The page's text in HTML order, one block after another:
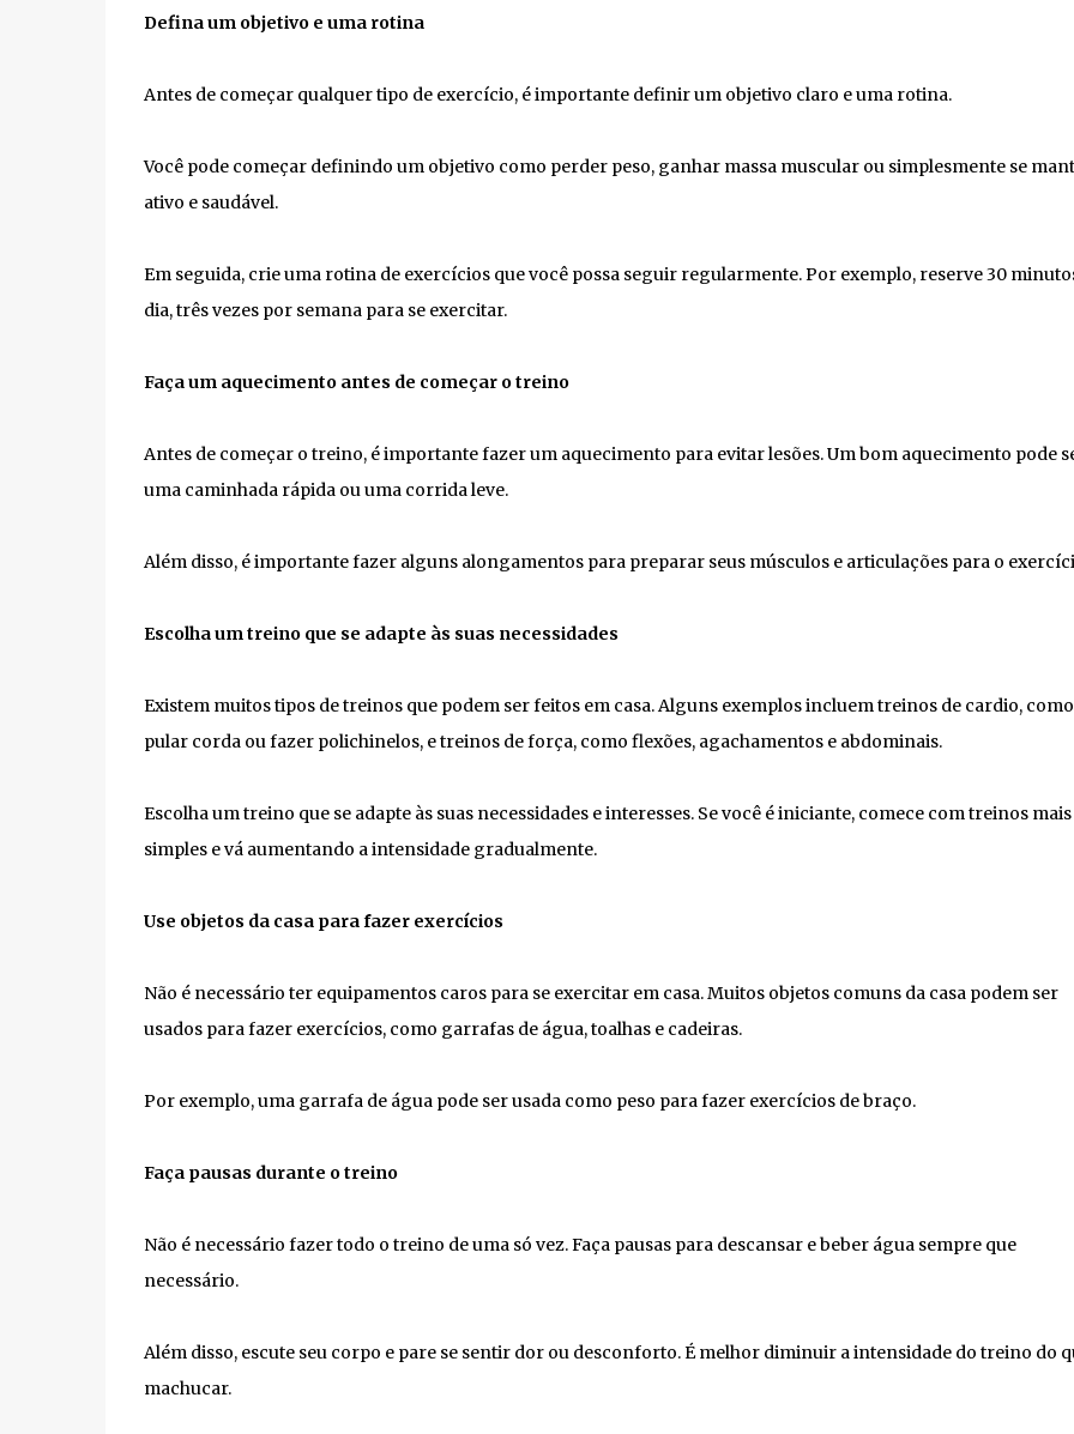
Defina um objetivo e uma rotina
Antes de começar qualquer tipo de exercício, é importante definir um objetivo claro e uma rotina.
Você pode começar definindo um objetivo como perder peso, ganhar massa muscular ou simplesmente se
ativo e saudável.
Em seguida, crie uma rotina de exercícios que você possa seguir regularmente.Por exemplo, reserve 30
dia, três vezes por semana para se exercitar.
Faça um aquecimento antes de começar o treino
Antes de começar o treino, é importante fazer um aquecimento para evitar lesões. Um bom aquecimento pode
uma caminhada rápida ou uma corrida leve.
Além disso, é importante fazer alguns alongamentos para preparar seus músculos e articulações para o
Escolha um treino que se adapte às suas necessidades
Existem muitos tipos de treinos que podem ser feitos em casa. Alguns exemplos incluem treinos de cardio, como
pular corda ou fazer polichinelos, e treinos de força, como flexões, agachamentos e abdominais.
Escolha um treino que se adapte às suas necessidades e interesses. Se você é iniciante, comece com treinos mais
simples e vá aumentando a intensidade gradualmente.
Use objetos da casa para fazer exercícios
Não é necessário ter equipamentos caros para se exercitar em casa. Muitos objetos comuns da casa podem ser
usados para fazer exercícios, como garrafas de água, toalhas e cadeiras.
Por exemplo, uma garrafa de água pode ser usada como peso para fazer exercícios de braço.
Faça pausas durante o treino
Não é necessário fazer todo o treino de uma só vez. Faça pausas para descansar e beber água sempre que
necessário.
Além disso, escute seu corpo e pare se sentir dor ou desconforto. É melhor diminuir a intensidade do treino do
machucar.